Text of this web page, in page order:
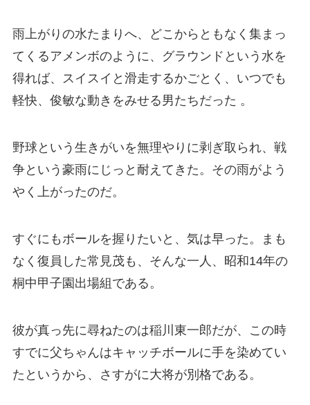
雨上がりの水たまりへ、どこからともなく集まっ
てくるアメンボのように、グラウンドという水を
得れば、スイスイと滑走するかごとく、いつでも
軽快、俊敏な動きをみせる男たちだった 。
野球という生きがいを無理やりに剥ぎ取られ、戦
争という豪雨にじっと耐えてきた。その雨がよう
やく上がったのだ。
すぐにもボールを握りたいと、気は早った。まも
なく復員した常見茂も、そんな一人、昭和14年の
桐中甲子園出場組である。
彼が真っ先に尋ねたのは稲川東一郎だが、この時
すでに父ちゃんはキャッチボールに手を染めてい
たというから、さすがに大将が別格である。